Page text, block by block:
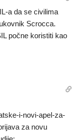
a da se civilima
Scrocca.
počne koristiti kao
i-novi-apel-za-
za novu